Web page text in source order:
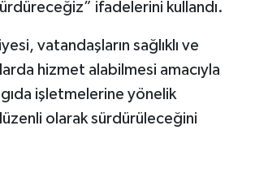
ifadelerini kullandı.
vatandaşların sağlıklı ve
hizmet alabilmesi amacıyla
işletmelerine yönelik
olarak sürdürüleceğini